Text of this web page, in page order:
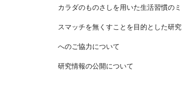
カラダのものさしを用いた生活習慣のミ
スマッチを無くすことを目的とした研究
へのご協力について
研究情報の公開について